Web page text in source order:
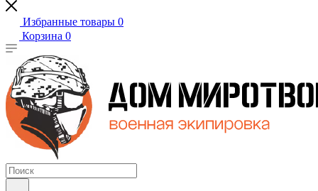
Избранные товары 0
Корзина 0